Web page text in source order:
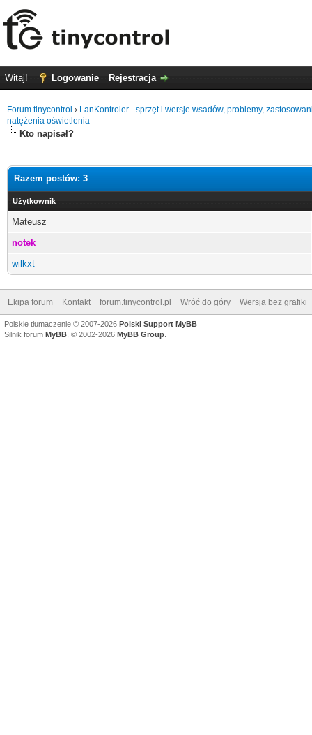
Witaj! Logowanie Rejestracja
Forum tinycontrol › LanKontroler - sprzęt i wersje wsadów, problemy,
natężenia oświetlenia
Kto napisał?
Razem postów: 3
Użytkownik
Mateusz
notek
wilkxt
Ekipa forum Kontakt forum.tinycontrol.pl Wróć do góry Wersja bez grafiki
Polskie tłumaczenie © 2007-2026 Polski Support MyBB
Silnik forum MyBB , © 2002-2026 MyBB Group